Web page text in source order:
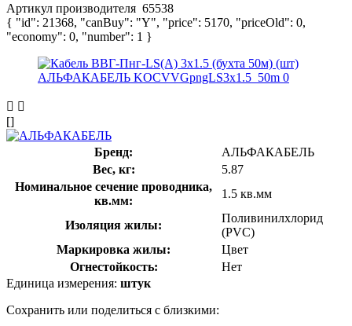
Артикул производителя 65538
{ "id": 21368, "canBuy": "Y", "price": 5170, "priceOld": 0,
"economy": 0, "number": 1 }
[]
Бренд:
АЛЬФАКАБЕЛЬ
Вес, кг:
5.87
Номинальное сечение проводника,
кв.мм:
1.5 кв.мм
Изоляция жилы:
Поливинилхлорид
(PVC)
Маркировка жилы:
Цвет
Огнестойкость:
Нет
Единица измерения: штук
Сохранить или поделиться с близкими: